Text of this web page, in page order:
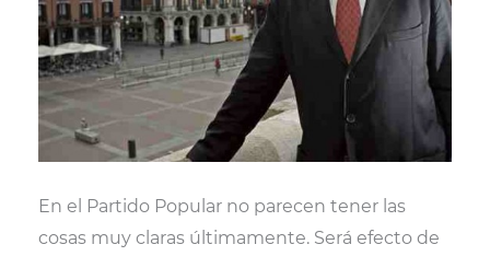
En el Partido Popular no parecen tener las
cosas muy claras últimamente. Será efecto de